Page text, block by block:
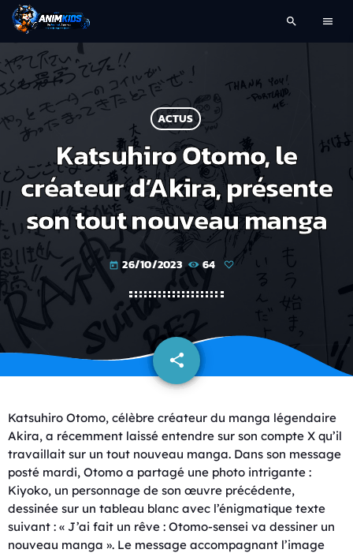
search menu
ACTUS
Katsuhiro Otomo, le
créateur d’Akira, présente
son tout nouveau manga
today 26/10/2023 64
share
email
Katsuhiro Otomo, célèbre créateur du manga légendaire
Akira, a récemment laissé entendre sur son compte X qu’il
travaillait sur un tout nouveau manga. Dans son message
posté mardi, Otomo a partagé une photo intrigante :
Kiyoko, un personnage de son œuvre précédente,
dessinée sur un tableau blanc avec l’énigmatique texte
suivant : « J’ai fait un rêve : Otomo-sensei va dessiner un
nouveau manga ». Le message accompagnant l’image